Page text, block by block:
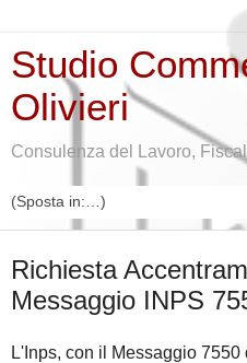
Studio
Olivieri
Consulenza del Lavoro,
Richiesta
Messaggio INPS
L'Inps, con il Messaggio